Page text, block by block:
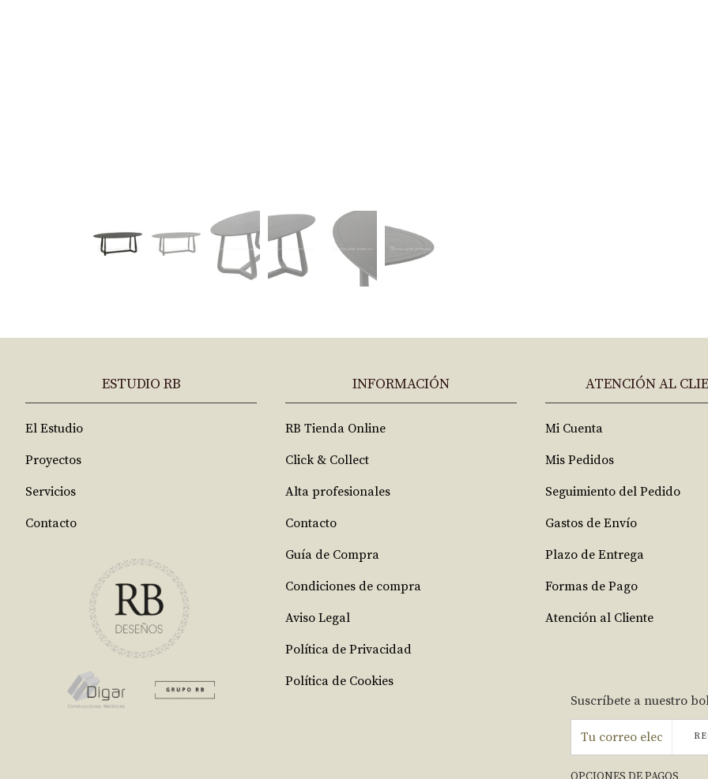
ESTUDIO RB
El Estudio
Proyectos
Servicios
Contacto
INFORMACIÓN
RB Tienda Online
Click & Collect
Alta profesionales
Contacto
Guía de Compra
Condiciones de compra
Aviso Legal
Política de Privacidad
Política de Cookies
ATENCIÓN AL
Mi Cuenta
Mis Pedidos
Seguimiento del Pedido
Gastos de Envío
Plazo de Entrega
Formas de Pago
Atención al Cliente
Suscríbete a nuestro